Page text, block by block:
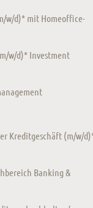
w/d)* mit Homeoffice-
w/d)* Investment
Kreditgeschäft (m/w/
Banking &